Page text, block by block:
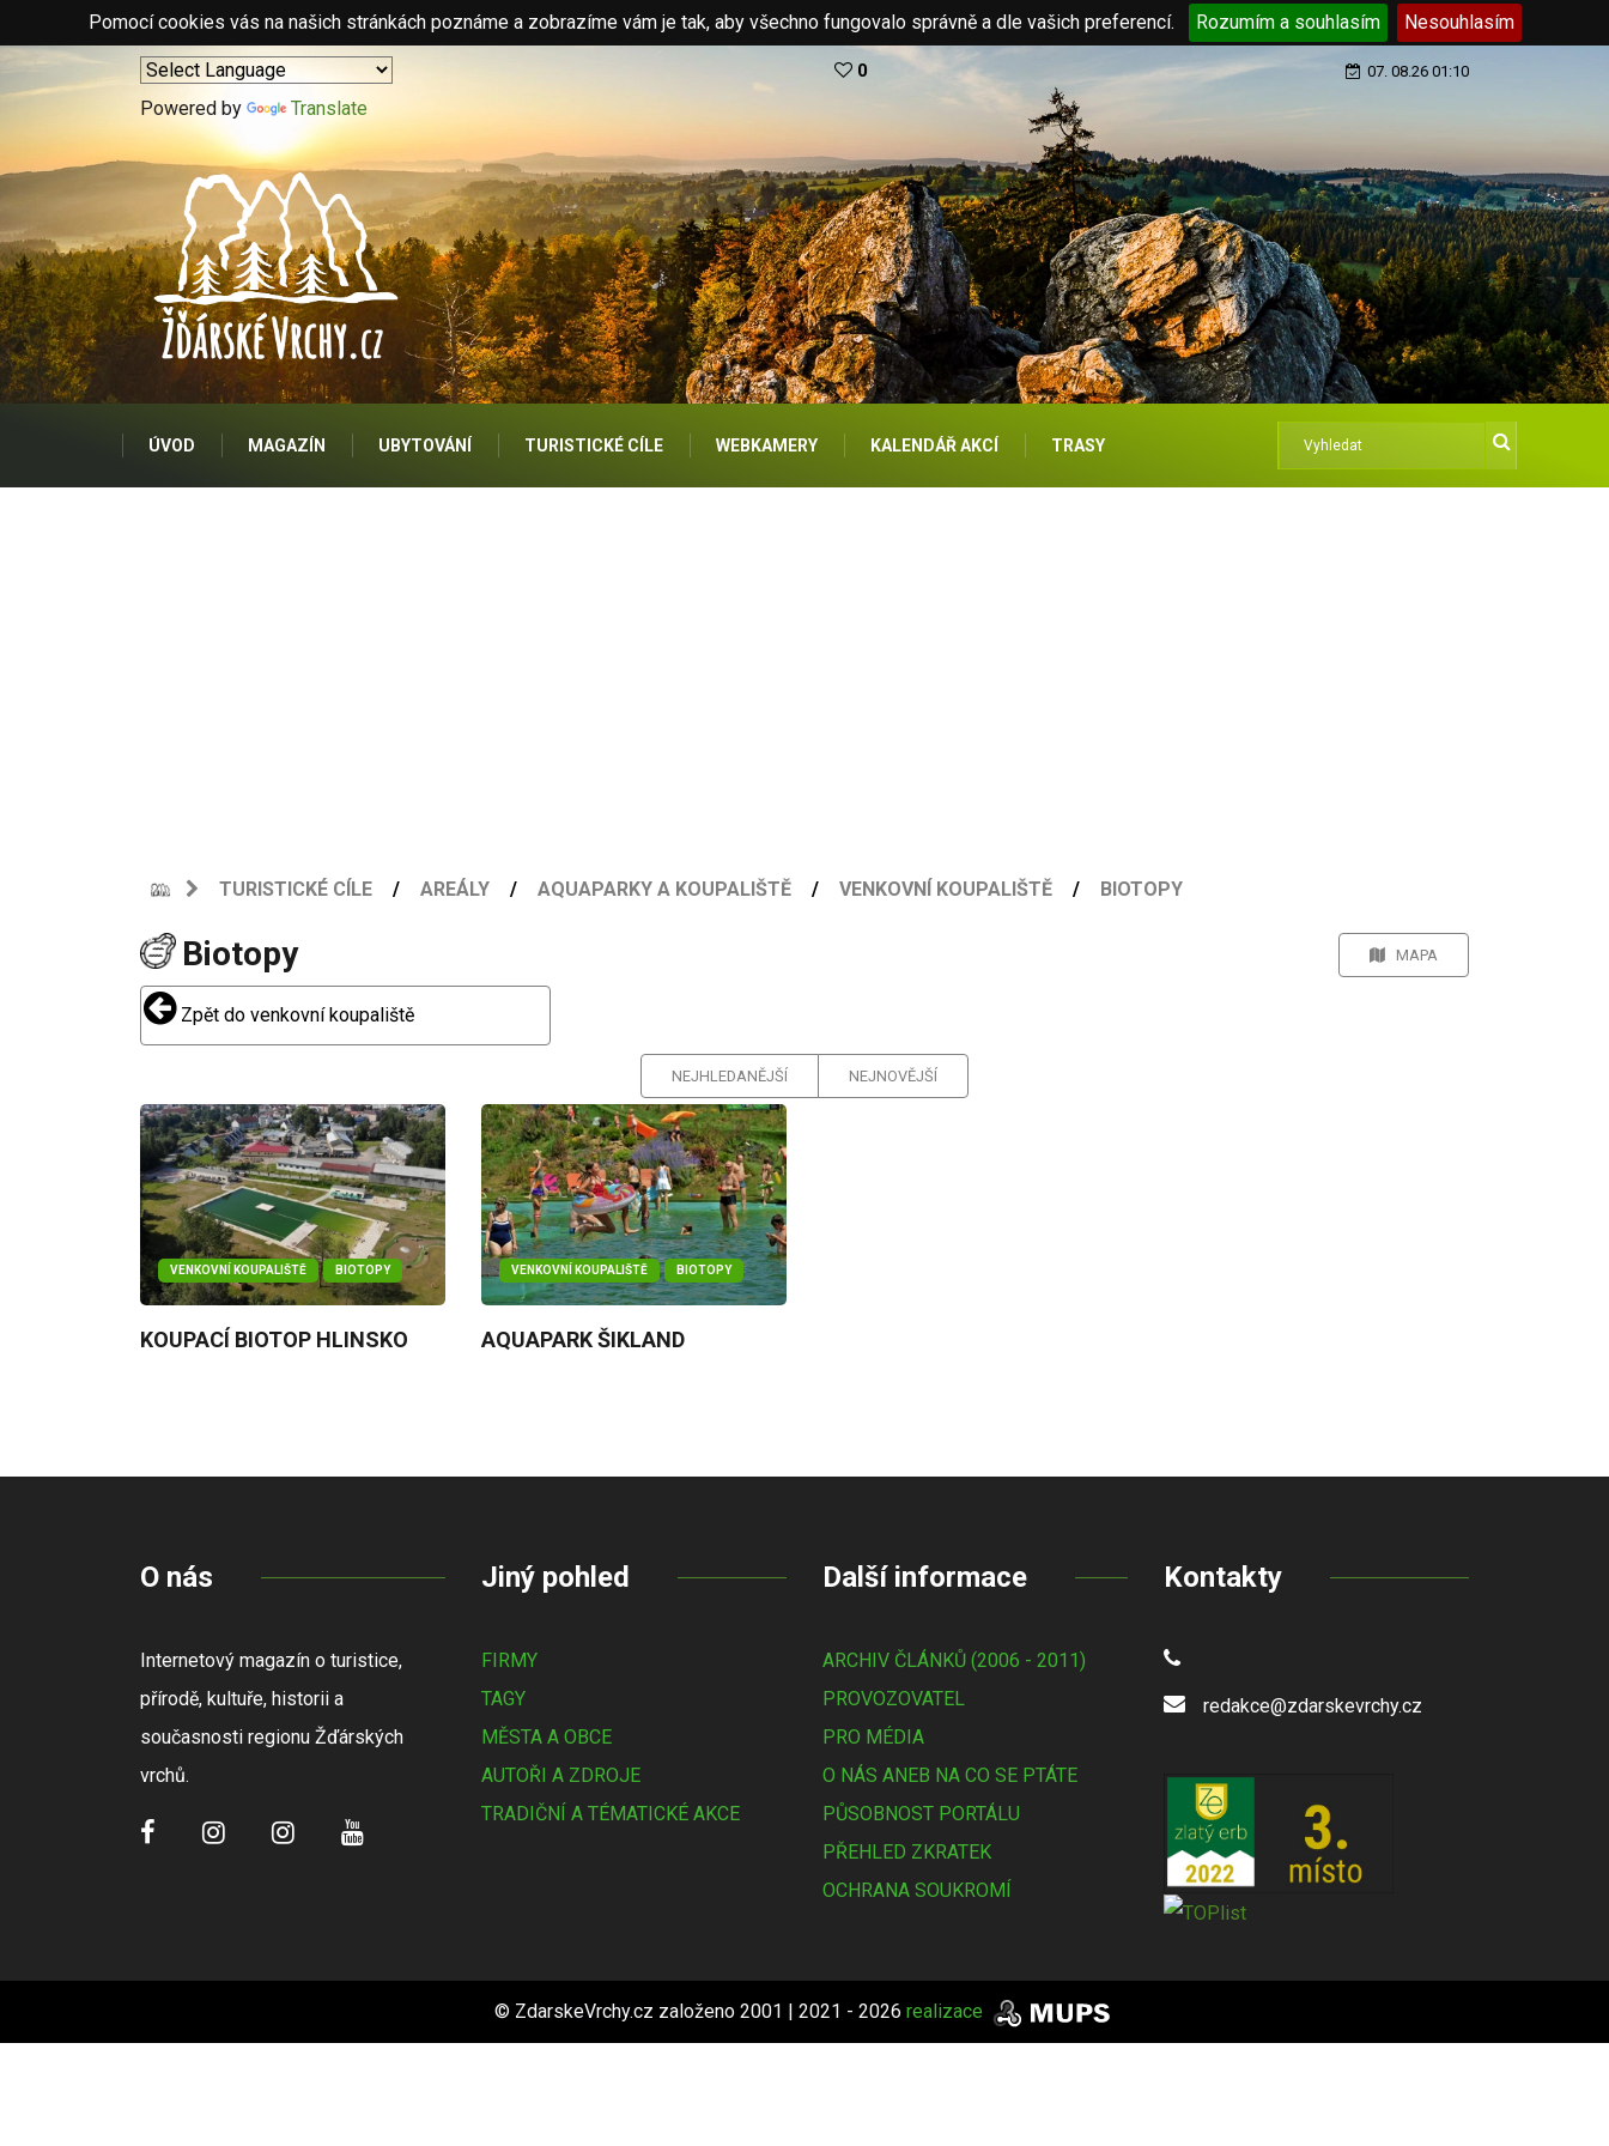
Pomocí cookies vás na našich stránkách poznáme a zobrazíme vám je tak, aby všechno fungovalo správně a dle vašich preferencí. Rozumím a souhlasím Nesouhlasím
Powered by Translate
0 07. 08.26 01:10
ÚVOD MAGAZÍN UBYTOVÁNÍ TURISTICKÉ CÍLE WEBKAMERY KALENDÁŘ AKCÍ TRASY
TURISTICKÉ CÍLE AREÁLY AQUAPARKY A KOUPALIŠTĚ VENKOVNÍ KOUPALIŠTĚ BIOTOPY
Biotopy MAPA
Zpět do venkovní koupaliště
NEJHLEDANĚJŠÍ NEJNOVĚJŠÍ
VENKOVNÍ KOUPALIŠTĚ BIOTOPY
KOUPACÍ BIOTOP HLINSKO
VENKOVNÍ KOUPALIŠTĚ BIOTOPY
AQUAPARK ŠIKLAND
O nás
Internetový magazín o turistice,
přírodě, kultuře, historii a
současnosti regionu Žďárských
vrchů.
Jiný pohled
FIRMY
TAGY
MĚSTA A OBCE
AUTOŘI A ZDROJE
TRADIČNÍ A TÉMATICKÉ AKCE
Další informace
ARCHIV ČLÁNKŮ (2006 - 2011)
PROVOZOVATEL
PRO MÉDIA
O NÁS ANEB NA CO SE PTÁTE
PŮSOBNOST PORTÁLU
PŘEHLED ZKRATEK
OCHRANA SOUKROMÍ
Kontakty
redakce@zdarskevrchy.cz
© ZdarskeVrchy.cz založeno 2001 | 2021 - 2026 realizace